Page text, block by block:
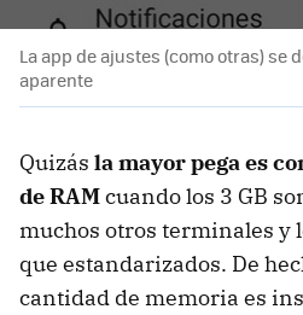
La app de ajustes (como otras) se
aparente
Quizás la mayor pega es
de RAMcuando los 3 GB
muchos otros terminales y
que estandarizados. De
cantidad de memoria es